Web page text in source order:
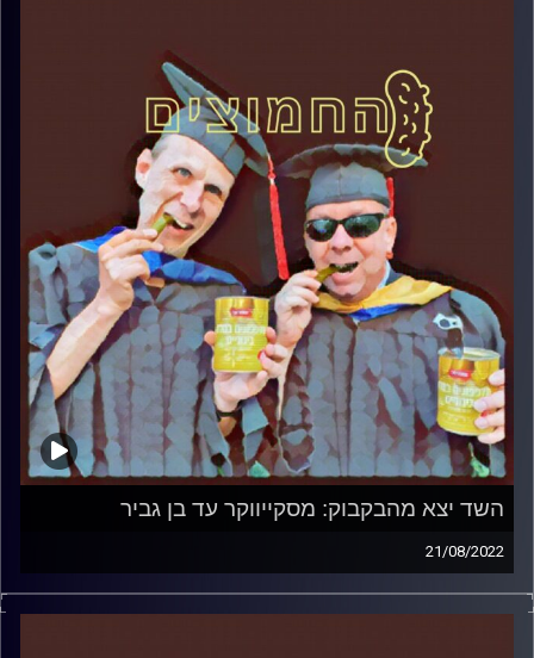
השד יצא מהבקבוק: מסקייווקר עד בן גביר
21/08/2022
המערכת הפוליטית על ספת הפסיכולוג, עם פרופסור בועז בן-
דוד ופרופסור גלעד הירשברגר